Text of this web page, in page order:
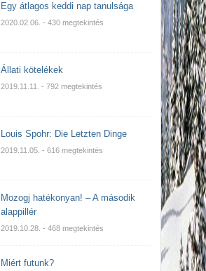
Egy átlagos keddi nap tanulsága
2020.02.06. - 430 megtekintés
Állati kötelékek
2019.11.11. - 792 megtekintés
Louis Spohr: Die Letzten Dinge
2019.11.05. - 616 megtekintés
Mozogj hatékonyan! – A második
alappillér
2019.10.28. - 468 megtekintés
Miért futunk?